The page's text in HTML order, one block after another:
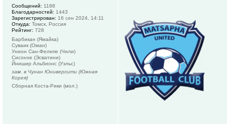
Сообщений: 1188
Благодарностей: 1443
Зарегистрирован: 16 сен 2024, 14:11
Откуда: Томск, Россия
Рейтинг: 728
Барбикан (Ямайка)
Суваик (Оман)
Унион Сан-Фелипе (Чили)
Сисонхе (Эсватини)
Йнишир Альбионс (Уэльс)
зам. в Чунан Юниверсити (Южная
Корея)
Сборная Коста-Рики (мол.)